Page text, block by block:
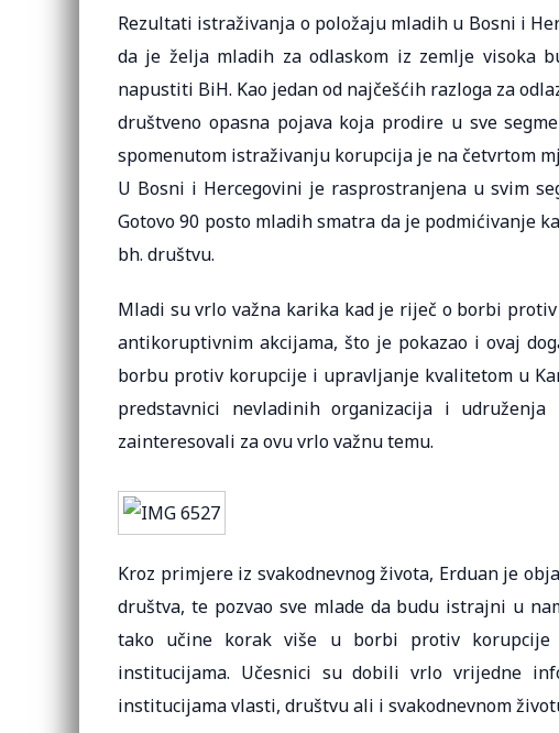
Rezultati istraživanja o položaju mladih u Bosni i
da je želja mladih za odlaskom iz zemlje visoka
napustiti BiH. Kao jedan od najčešćih razloga za
društveno opasna pojava koja prodire u sve
spomenutom istraživanju korupcija je na četvrtom
U Bosni i Hercegovini je rasprostranjena u svim
Gotovo 90 posto mladih smatra da je podmićivanje
bh. društvu.
Mladi su vrlo važna karika kad je riječ o borbi
antikoruptivnim akcijama, što je pokazao i ovaj
borbu protiv korupcije i upravljanje kvalitetom u
predstavnici nevladinih organizacija i
zainteresovali za ovu vrlo važnu temu.
Kroz primjere iz svakodnevnog života, Erduan je
društva, te pozvao sve mlade da budu istrajni u
tako učine korak više u borbi protiv
institucijama. Učesnici su dobili vrlo vrijedne
institucijama vlasti, društvu ali i svakodnevnom